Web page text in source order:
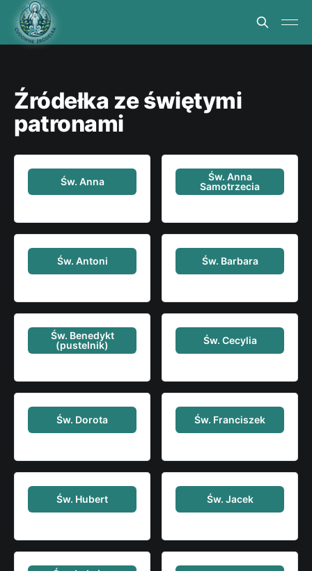
Źródełka ze świętymi
patronami
Św. Anna
Św. Anna
Samotrzecia
Św. Antoni Św. Barbara
Św. Benedykt
(pustelnik)
Św. Cecylia
Św. Dorota Św. Franciszek
Św. Hubert Św. Jacek